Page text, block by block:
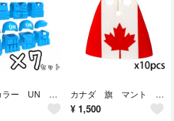
国連軍カラー UN LEGO互換 レゴ武器 プレゼント 青 インテリア ブルー カナダ 旗 マント LEGO互換 １０枚 レゴ武器 Canada サトウカエデ
¥ 1,500